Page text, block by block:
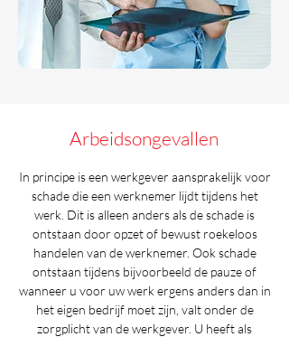
Arbeidsongevallen
In principe is een werkgever aansprakelijk voor
schade die een werknemer lijdt tijdens het
werk. Dit is alleen anders als de schade is
ontstaan door opzet of bewust roekeloos
handelen van de werknemer. Ook schade
ontstaan tijdens bijvoorbeeld de pauze of
wanneer u voor uw werk ergens anders dan in
het eigen bedrijf moet zijn, valt onder de
zorgplicht van de werkgever. U heeft als